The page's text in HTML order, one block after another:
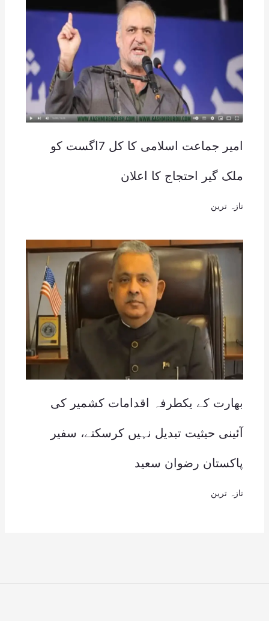
امیر جماعت اسلامی کا کل 7اگست کو
ملک گیر احتجاج کا اعلان
تازہ ترین
بھارت کے یکطرفہ اقدامات کشمیر کی
آئینی حیثیت تبدیل نہیں کرسکتے، سفیر
پاکستان رضوان سعید
تازہ ترین